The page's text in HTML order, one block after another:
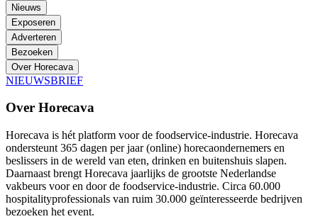
Nieuws
Exposeren
Adverteren
Bezoeken
Over Horecava
NIEUWSBRIEF
Over Horecava
Horecava is hét platform voor de foodservice-industrie. Horecava
ondersteunt 365 dagen per jaar (online) horecaondernemers en
beslissers in de wereld van eten, drinken en buitenshuis slapen.
Daarnaast brengt Horecava jaarlijks de grootste Nederlandse
vakbeurs voor en door de foodservice-industrie. Circa 60.000
hospitalityprofessionals van ruim 30.000 geïnteresseerde bedrijven
bezoeken het event.